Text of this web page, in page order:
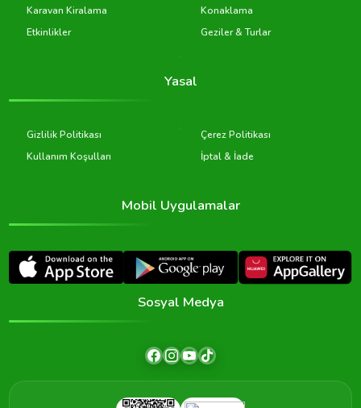
Karavan Kiralama
Konaklama
Etkinlikler
Geziler & Turlar
Yasal
Gizlilik Politikası
Çerez Politikası
Kullanım Koşulları
İptal & İade
Mobil Uygulamalar
Sosyal Medya